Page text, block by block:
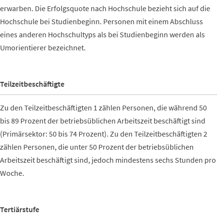
erwarben. Die Erfolgsquote nach Hochschule bezieht sich auf die
Hochschule bei Studienbeginn. Personen mit einem Abschluss
eines anderen Hochschultyps als bei Studienbeginn werden als
Umorientierer bezeichnet.
Teilzeitbeschäftigte
Zu den Teilzeitbeschäftigten 1 zählen Personen, die während 50
bis 89 Prozent der betriebsüblichen Arbeitszeit beschäftigt sind
(Primärsektor: 50 bis 74 Prozent). Zu den Teilzeitbeschäftigten 2
zählen Personen, die unter 50 Prozent der betriebsüblichen
Arbeitszeit beschäftigt sind, jedoch mindestens sechs Stunden pro
Woche.
Tertiärstufe